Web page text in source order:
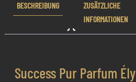
BESCHREIBUNG
ZUSÄTZLICHE
INFORMATIONEN
Success Pur Parfum